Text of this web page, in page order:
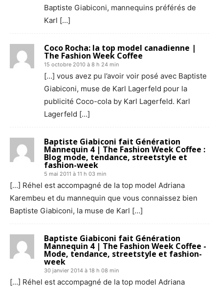
Baptiste Giabiconi, mannequins préférés de
Karl […]
Coco Rocha: la top model canadienne |
The Fashion Week Coffee
15 octobre 2010 à 8 h 24 min
[…] vous avez pu l’avoir voir posé avec Baptiste
Giabiconi, muse de Karl Lagerfeld pour la
publicité Coco-cola by Karl Lagerfeld. Karl
Lagerfeld […]
Baptiste Giabiconi fait Génération
Mannequin 4 | The Fashion Week Coffee :
Blog mode, tendance, streetstyle et
fashion-week
5 mai 2011 à 11 h 03 min
[…] Réhel est accompagné de la top model Adriana
Karembeu et du mannequin que vous connaissez bien
Baptiste Giabiconi, la muse de Karl […]
Baptiste Giabiconi fait Génération
Mannequin 4 | The Fashion Week Coffee -
Mode, tendance, streetstyle et fashion-
week
30 janvier 2014 à 18 h 08 min
[…] Réhel est accompagné de la top model Adriana